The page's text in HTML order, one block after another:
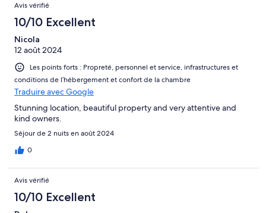
Avis vérifié
10/10 Excellent
Nicola
12 août 2024
Les points forts : Propreté, personnel et service, infrastructures et
conditions de l’hébergement et confort de la chambre
Traduire avec Google
Stunning location, beautiful property and very attentive and
kind owners.
Séjour de 2 nuits en août 2024
0
Avis vérifié
10/10 Excellent